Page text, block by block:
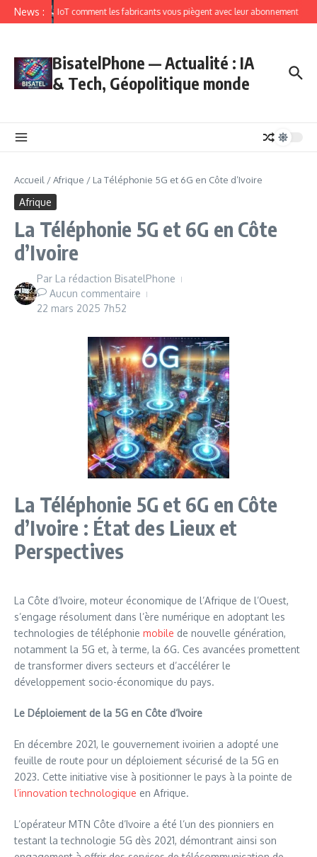
News : IoT comment les fabricants vous piègent avec leur abonnement
BisatelPhone — Actualité : IA
& Tech, Géopolitique monde
Accueil /Afrique / La Téléphonie 5G et 6G en Côte d’Ivoire
Afrique
La Téléphonie 5G et 6G en Côte
d’Ivoire
Par La rédaction BisatelPhone
Aucun commentaire
22 mars 2025 7h52
La Téléphonie 5G et 6G en Côte
d’Ivoire : État des Lieux et
Perspectives
La Côte d’Ivoire, moteur économique de l’Afrique de l’Ouest,
s’engage résolument dans l’ère numérique en adoptant les
technologies de téléphonie mobile de nouvelle génération,
notamment la 5G et, à terme, la 6G. Ces avancées promettent
de transformer divers secteurs et d’accélérer le
développement socio-économique du pays.
Le Déploiement de la 5G en Côte d’Ivoire
En décembre 2021, le gouvernement ivoirien a adopté une
feuille de route pour un déploiement sécurisé de la 5G en
2023. Cette initiative vise à positionner le pays à la pointe de
l’innovation technologique en Afrique.
L’opérateur MTN Côte d’Ivoire a été l’un des pionniers en
testant la technologie 5G dès 2021, démontrant ainsi son